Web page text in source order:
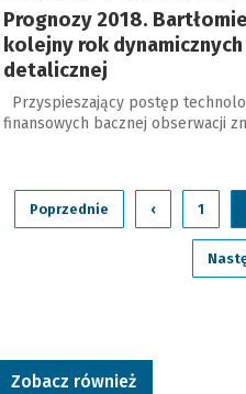
Prognozy 2018.
kolejny rok
detalicznej
Przyspieszający postęp
finansowych bacznej obserwacji
Poprzednie ‹ 1
Zobacz również